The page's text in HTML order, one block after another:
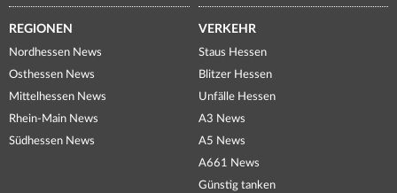
REGIONEN
Nordhessen News
Osthessen News
Mittelhessen News
Rhein-Main News
Südhessen News
VERKEHR
Staus Hessen
Blitzer Hessen
Unfälle Hessen
A3 News
A5 News
A661 News
Günstig tanken